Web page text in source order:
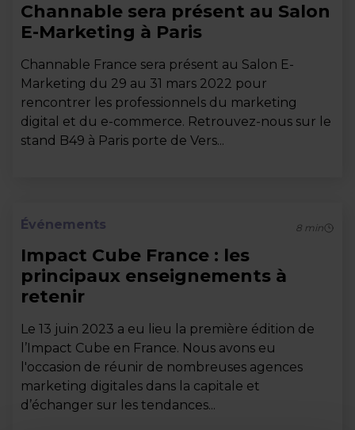
Channable sera présent au Salon
E-Marketing à Paris
Channable France sera présent au Salon E-
Marketing du 29 au 31 mars 2022 pour
rencontrer les professionnels du marketing
digital et du e-commerce. Retrouvez-nous sur le
stand B49 à Paris porte de Vers...
Événements 8min
Impact Cube France : les
principaux enseignements à
retenir
Le 13 juin 2023 a eu lieu la première édition de
l’Impact Cube en France. Nous avons eu
l'occasion de réunir de nombreuses agences
marketing digitales dans la capitale et
d’échanger sur les tendances...